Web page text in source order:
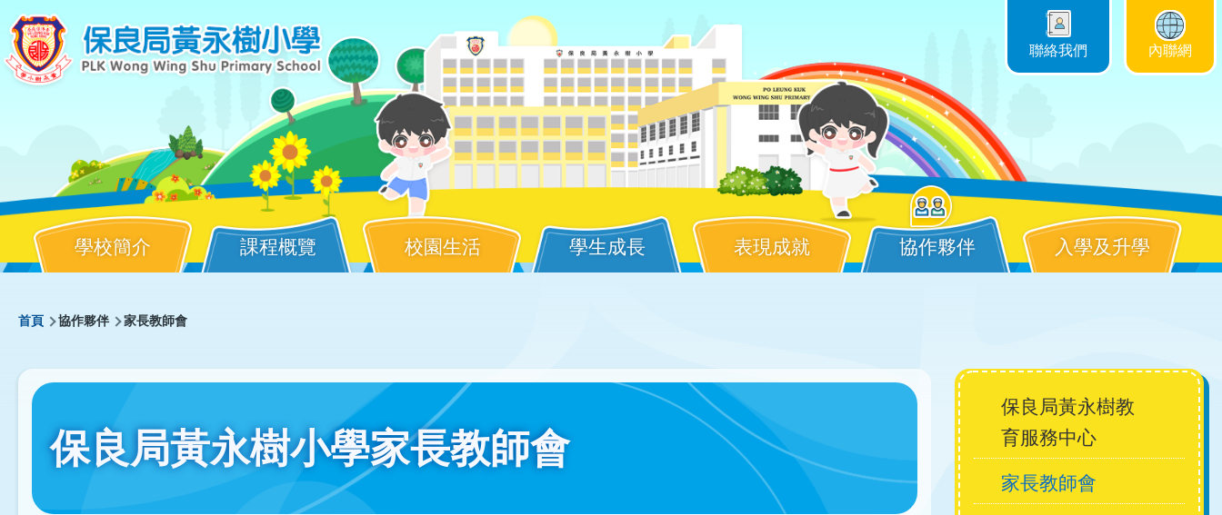
移至主內容
聯絡我們 內聯網
navigation
學校簡介 課程概覽 校園生活 學生成長 表現成就 協作夥伴 入學及升學
導
航
結
首頁 協作夥伴 家長教師會
保良局黃永樹小學家長教師會
Main
navigation
保良局黃永樹教
育服務中心
家長教師會